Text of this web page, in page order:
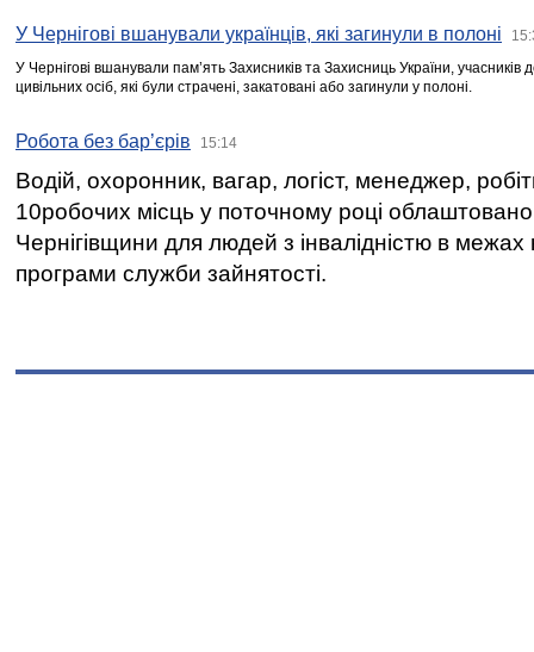
У Чернігові вшанували українців, які загинули в полоні
У Чернігові вшанували пам’ять Захисників та Захисниць України,
цивільних осіб, які були страчені, закатовані або загинули у полоні.
Робота без бар’єрів 15:14
Водій, охоронник, вагар, логіст, менеджер,
10робочих місць у поточному році
Чернігівщини для людей з інвалідністю в межах
програми служби зайнятості.